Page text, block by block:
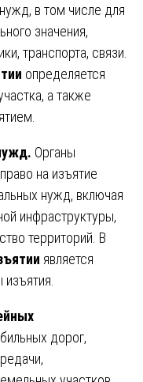
в том числе для
значения,
транспорта, связи.
определяется
а также
Органы
на изъятие
нужд, включая
инфраструктуры,
территорий. В
является
дорог,